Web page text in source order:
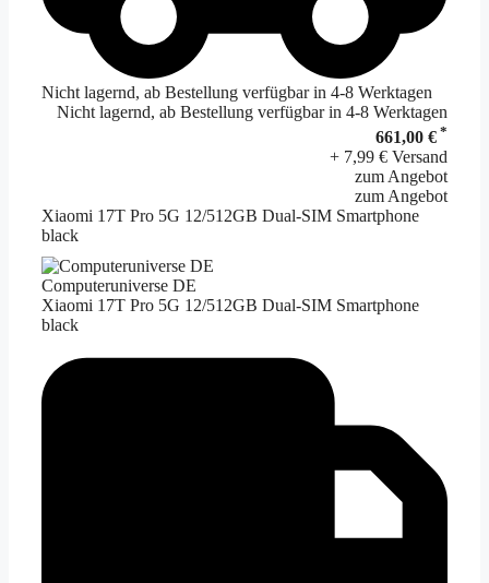
Nicht lagernd, ab Bestellung verfügbar in 4-8 Werktagen
Nicht lagernd, ab Bestellung verfügbar in 4-8 Werktagen
661,00 € *
+ 7,99 € Versand
zum Angebot
zum Angebot
Xiaomi 17T Pro 5G 12/512GB Dual-SIM Smartphone
black
Computeruniverse DE
Xiaomi 17T Pro 5G 12/512GB Dual-SIM Smartphone
black